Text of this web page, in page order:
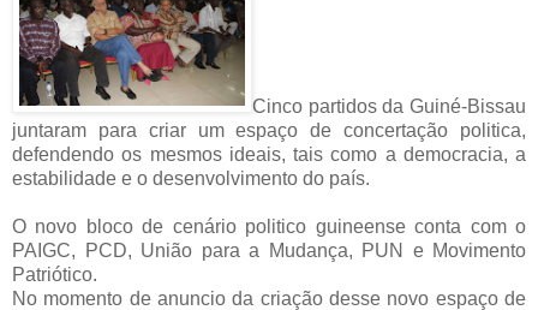
Cinco partidos da Guiné-Bissau
juntaram para criar um espaço de concertação politica,
defendendo os mesmos ideais, tais como a democracia, a
estabilidade e o desenvolvimento do país.
O novo bloco de cenário politico guineense conta com o
PAIGC, PCD, União para a Mudança, PUN e Movimento
Patriótico.
No momento de anuncio da criação desse novo espaço de